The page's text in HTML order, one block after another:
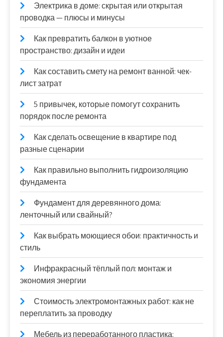
Электрика в доме: скрытая или открытая
проводка — плюсы и минусы
Как превратить балкон в уютное
пространство: дизайн и идеи
Как составить смету на ремонт ванной: чек-
лист затрат
5 привычек, которые помогут сохранить
порядок после ремонта
Как сделать освещение в квартире под
разные сценарии
Как правильно выполнить гидроизоляцию
фундамента
Фундамент для деревянного дома:
ленточный или свайный?
Как выбрать моющиеся обои: практичность и
стиль
Инфракрасный тёплый пол: монтаж и
экономия энергии
Стоимость электромонтажных работ: как не
переплатить за проводку
Мебель из переработанного пластика: